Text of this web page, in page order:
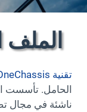
تقنية OneChassis
ناشئة في مجال